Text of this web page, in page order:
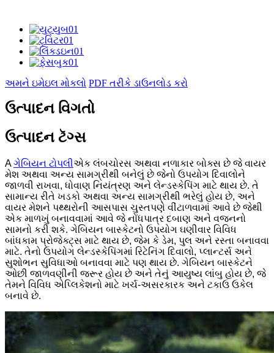
અમને ઇમેઇલ મોકલો PDF તરીકે ડાઉનલોડ કરો
ઉત્પાદન વિગતો
ઉત્પાદન ટૅગ્સ
Aગેબિયન ટોપલીએક લંબચોરસ અથવા નળાકાર બોક્સ છે જે વાયર
મેશ અથવા અન્ય સામગ્રીથી બનેલું છે જેનો ઉપયોગ દિવાલોને
જાળવી રાખવા, ધોવાણ નિયંત્રણ અને લેન્ડસ્કેપિંગ માટે થાય છે. તે
સામાન્ય રીતે ખડકો અથવા અન્ય સામગ્રીથી ભરેલું હોય છે, અને
વાયર મેશને પથ્થરોની આસપાસ ચુસ્તપણે વીંટાળવામાં આવે છે જેથી
એક માળખું બનાવવામાં આવે જે નોંધપાત્ર દબાણ અને વજનનો
સામનો કરી શકે. ગેબિયન બાસ્કેટનો ઉપયોગ ઘણીવાર વિવિધ
બાંધકામ પ્રોજેક્ટ્સ માટે થાય છે, જેમ કે ડેમ, પુલ અને રસ્તા બનાવવા
માટે. તેનો ઉપયોગ લેન્ડસ્કેપિંગમાં રિટેનિંગ દિવાલો, પ્લાન્ટર્સ અને
સુશોભન સુવિધાઓ બનાવવા માટે પણ થાય છે. ગેબિયન બાસ્કેટને
ઓછી જાળવણીની જરૂર હોય છે અને તેનું આયુષ્ય લાંબુ હોય છે, જે
તેમને વિવિધ એપ્લિકેશનો માટે ખર્ચ-અસરકારક અને ટકાઉ ઉકેલ
બનાવે છે.